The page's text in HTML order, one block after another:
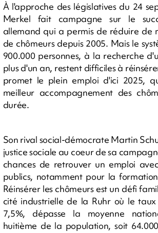
À l'approche des législatives du 24
Merkel fait campagne sur le
allemand qui a permis de réduire de
de chômeurs depuis 2005. Mais le
900.000 personnes, à la recherche
plus d'un an, restent difficiles à
promet le plein emploi d'ici 2025,
meilleur accompagnement des
durée.
Son rival social-démocrate Martin
justice sociale au coeur de sa
chances de retrouver un emploi
publics, notamment pour la
Réinsérer les chômeurs est un défi
cité industrielle de la Ruhr où le
7,5%, dépasse la moyenne
huitième de la population, soit